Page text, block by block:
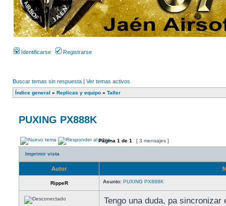
Identificarse Registrarse
Buscar temas sin respuesta | Ver temas activos
Índice general » Replicas y equipo » Taller
PUXING PX888K
Página 1 de 1 [ 3 mensajes ]
Imprimir vista
Autor
RippeR Asunto: PUXING PX888K
Tengo una duda, pa